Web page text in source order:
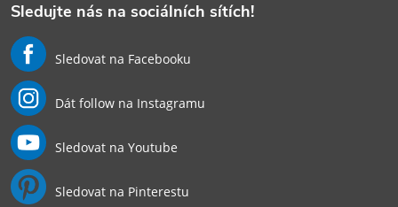
Sledujte nás na sociálních sítích!
Sledovat na Facebooku
Dát follow na Instagramu
Sledovat na Youtube
Sledovat na Pinterestu